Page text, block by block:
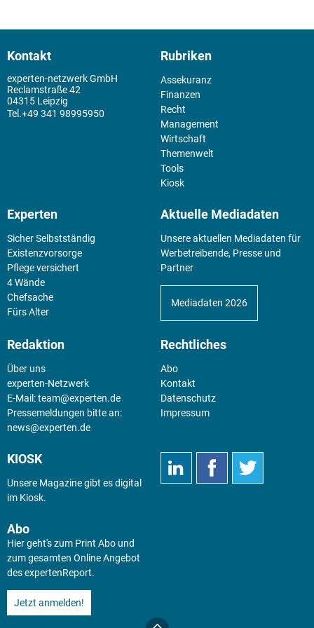
Kontakt
experten-netzwerk GmbH
Reclamstraße 42
04315 Leipzig
+49 341 98995950
Rubriken
Assekuranz
Finanzen
Recht
Management
Wirtschaft
Themenwelt
Tools
Kiosk
Experten
Sicher Selbstständig
Existenz­vorsorge
Pflege versichert
4 Wände
Chefsache
Fürs Alter
Aktuelle Mediadaten
Unsere aktuellen Mediadaten für
Werbetreibende, Presse und
Partner
Mediadaten 2026
Redaktion
Über uns
experten-Netzwerk
E-Mail:team@experten.de
Pressemeldungen bitte an:
news@experten.de
Rechtliches
Abo
Kontakt
Datenschutz
Impressum
KIOSK
Unsere Magazine gibt es digital
im Kiosk.
Abo
Hier geht's zum Print Abo und
zum gesamten Online Angebot
des expertenReport.
Jetzt anmelden!